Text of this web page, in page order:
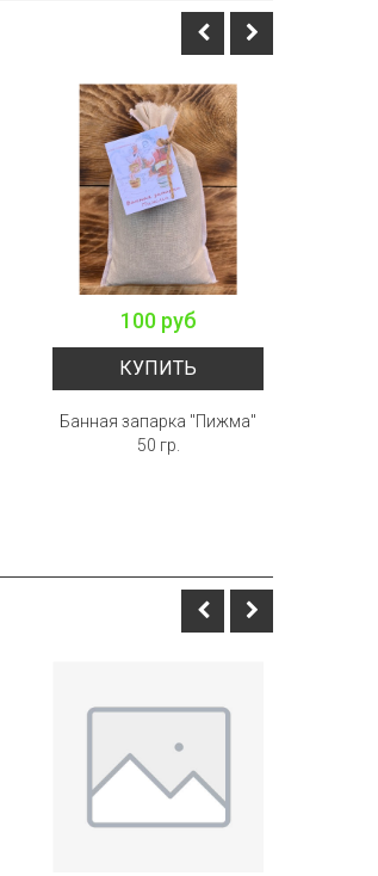
100 руб
КУПИТЬ
Банная запарка "Пижма"
50 гр.